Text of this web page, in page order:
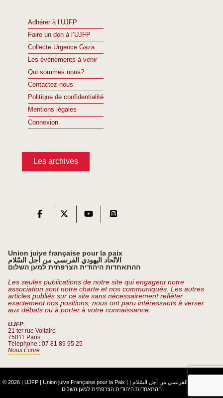
Adhérer à l’UJFP
Faire un don à l’UJFP
Collecte Urgence Gaza
Les événements à venir
Qui sommes nous?
Contactez-nous
Politique de confidentialité
Mentions légales
Connexion
Les archives
Union juive française pour la paix
الاتّحاد اليهودي الفرنسي من أجل السّلام
ההתאחדות היהודית הצרפתית למען השלום
Les seules publications de notre site qui engagent notre
association sont notre charte et nos communiqués. Les autres
articles publiés sur ce site sans nécessairement refléter
exactement nos positions, nous ont paru intéressants à verser
aux débats ou à porter à votre connaissance.
UJFP
21 ter rue Voltaire
75011 Paris
Téléphone : 07 81 89 95 25
Nous Écrire
© 2026 | UJFP | Union juive Française pour la Paix | الاتّحاد اليهودي الفرنسي من أجل السّلام |
ההתאחדות היהודית הצרפתית למען השלום